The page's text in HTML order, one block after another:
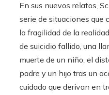
En sus nuevos relatos,
serie de situaciones que
la fragilidad de la
de suicidio fallido, una
muerte de un niño, el
padre y un hijo tras un
cuidado que derivan en